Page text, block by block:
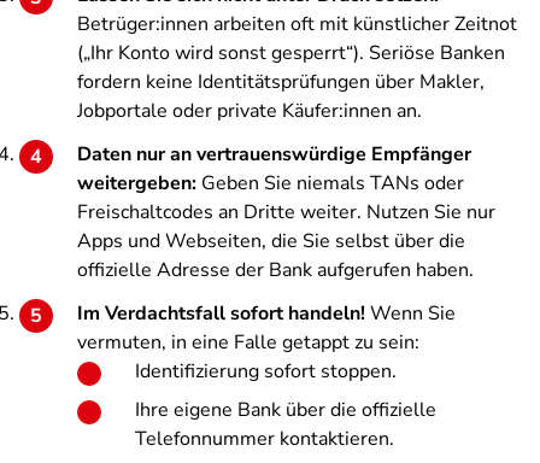
Betrüger:innen arbeiten oft mit künstlicher Zeitnot
(„Ihr Konto wird sonst gesperrt“). Seriöse Banken
fordern keine Identitätsprüfungen über Makler,
Jobportale oder private Käufer:innen an.
Daten nur an vertrauenswürdige Empfänger
weitergeben: Geben Sie niemals TANs oder
Freischaltcodes an Dritte weiter. Nutzen Sie nur
Apps und Webseiten, die Sie selbst über die
offizielle Adresse der Bank aufgerufen haben.
Im Verdachtsfall sofort handeln!Wenn Sie
vermuten, in eine Falle getappt zu sein:
Identifizierung sofort stoppen.
Ihre eigene Bank über die offizielle
Telefonnummer kontaktieren.